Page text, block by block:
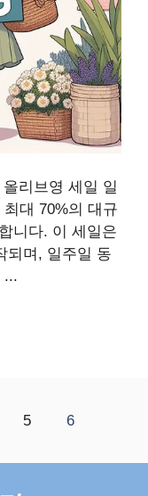
리브영 세일 일
대 70%의 대규
니다. 이 세일은
되며, 일주일 동
...
5 6